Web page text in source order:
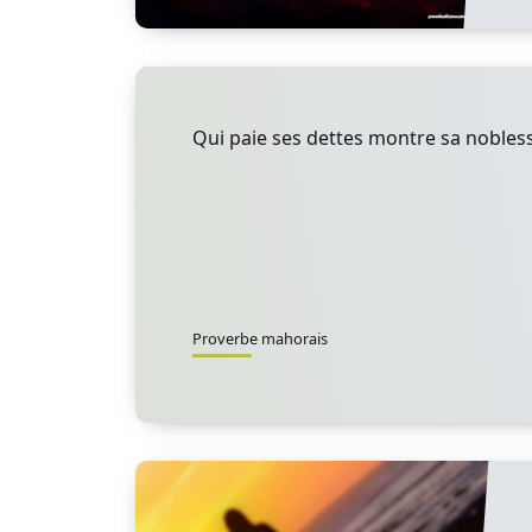
Qui paie ses dettes montre sa
Proverbe mahorais